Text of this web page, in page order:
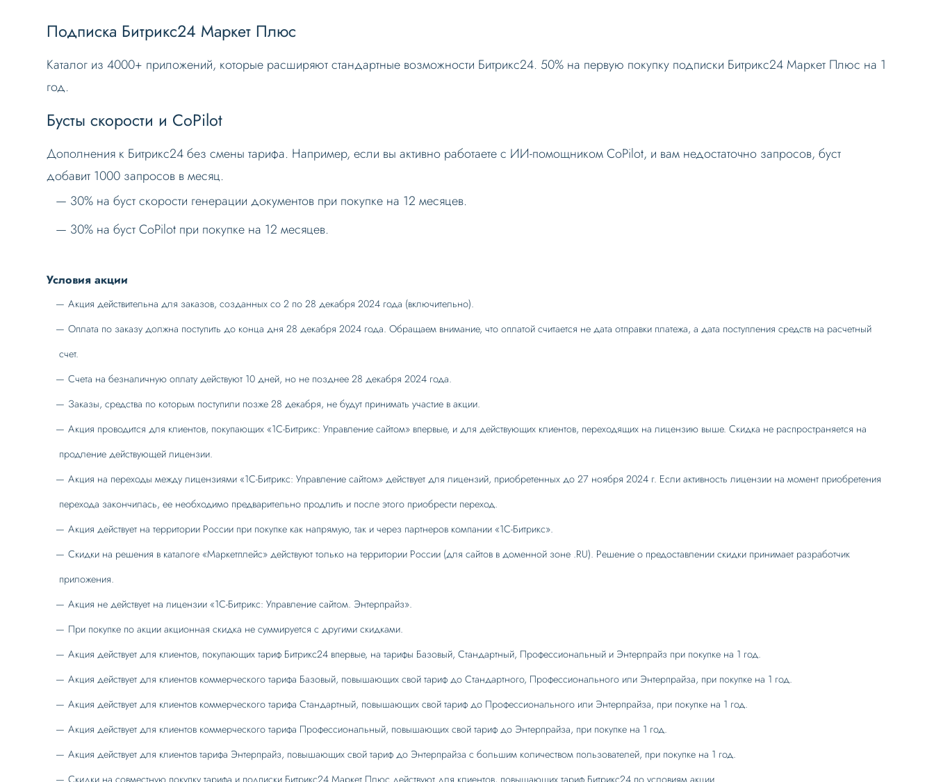
Подписка Битрикс24 Маркет Плюс
Каталог из 4000+ приложений, которые расширяют стандартные возможности Битрикс24. 50% на первую покупку подписки Битрикс24 Маркет Плюс на 1
год.
Бусты скорости и CoPilot
Дополнения к Битрикс24 без смены тарифа. Например, если вы активно работаете с ИИ-помощником CoPilot, и вам недостаточно запросов, буст
добавит 1000 запросов в месяц.
30% на буст скорости генерации документов при покупке на 12 месяцев.
30% на буст CoPilot при покупке на 12 месяцев.
Условия акции
Акция действительна для заказов, созданных со 2 по 28 декабря 2024 года (включительно).
Оплата по заказу должна поступить до конца дня 28 декабря 2024 года. Обращаем внимание, что оплатой считается не дата отправки платежа, а дата поступления средств на расчетный
счет.
Счета на безналичную оплату действуют 10 дней, но не позднее 28 декабря 2024 года.
Заказы, средства по которым поступили позже 28 декабря, не будут принимать участие в акции.
Акция проводится для клиентов, покупающих «1С-Битрикс: Управление сайтом» впервые, и для действующих клиентов, переходящих на лицензию выше. Скидка не распространяется на
продление действующей лицензии.
Акция на переходы между лицензиями «1С-Битрикс: Управление сайтом» действует для лицензий, приобретенных до 27 ноября 2024 г. Если активность лицензии на момент приобретения
перехода закончилась, ее необходимо предварительно продлить и после этого приобрести переход.
Акция действует на территории России при покупке как напрямую, так и через партнеров компании «1С-Битрикс».
Скидки на решения в каталоге «Маркетплейс» действуют только на территории России (для сайтов в доменной зоне .RU). Решение о предоставлении скидки принимает разработчик
приложения.
Акция не действует на лицензии «1С-Битрикс: Управление сайтом. Энтерпрайз».
При покупке по акции акционная скидка не суммируется с другими скидками.
Акция действует для клиентов, покупающих тариф Битрикс24 впервые, на тарифы Базовый, Стандартный, Профессиональный и Энтерпрайз при покупке на 1 год.
Акция действует для клиентов коммерческого тарифа Базовый, повышающих свой тариф до Стандартного, Профессионального или Энтерпрайза, при покупке на 1 год.
Акция действует для клиентов коммерческого тарифа Стандартный, повышающих свой тариф до Профессионального или Энтерпрайза, при покупке на 1 год.
Акция действует для клиентов коммерческого тарифа Профессиональный, повышающих свой тариф до Энтерпрайза, при покупке на 1 год.
Акция действует для клиентов тарифа Энтерпрайз, повышающих свой тариф до Энтерпрайза с большим количеством пользователей, при покупке на 1 год.